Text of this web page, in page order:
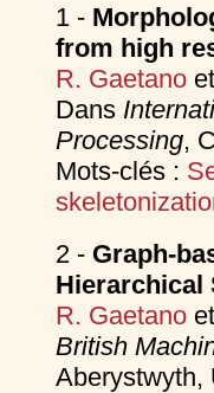
1 -
from high
R. Gaetano
Dans
Processing,
Mots-clés :
2 - Graph-
Hierarchical
R. Gaetano
British